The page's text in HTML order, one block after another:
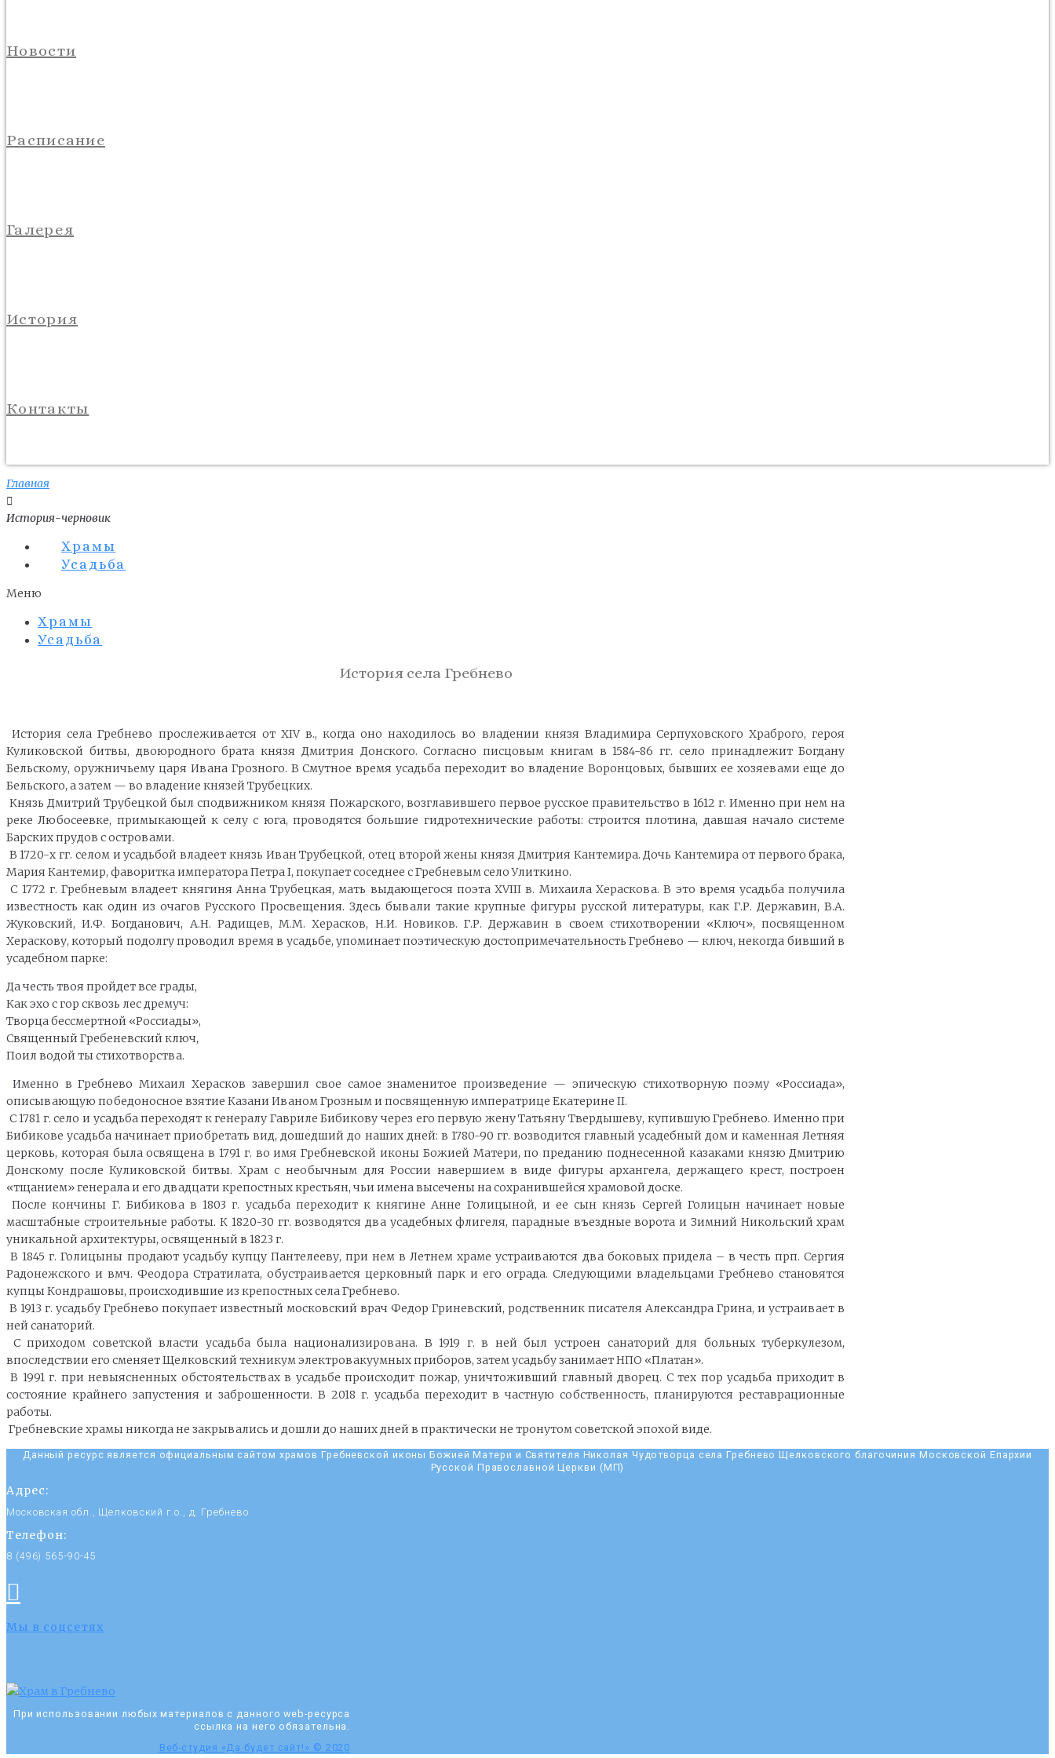
Новости
Расписание
Галерея
История
Контакты
Главная
История-черновик
Храмы
Усадьба
Меню
Храмы
Усадьба
История села Гребнево
История села Гребнево прослеживается от XIV в., когда оно находилось во владении князя Владимира Серпуховского Храброго, героя
Куликовской битвы, двоюродного брата князя Дмитрия Донского. Согласно писцовым книгам в 1584-86 гг. село принадлежит Богдану
Бельскому, оружничьему царя Ивана Грозного. В Смутное время усадьба переходит во владение Воронцовых, бывших ее хозяевами еще до
Бельского, а затем — во владение князей Трубецких.
Князь Дмитрий Трубецкой был сподвижником князя Пожарского, возглавившего первое русское правительство в 1612 г. Именно при нем на
реке Любосеевке, примыкающей к селу с юга, проводятся большие гидротехнические работы: строится плотина, давшая начало системе
Барских прудов с островами.
В 1720-х гг. селом и усадьбой владеет князь Иван Трубецкой, отец второй жены князя Дмитрия Кантемира. Дочь Кантемира от первого брака,
Мария Кантемир, фаворитка императора Петра I, покупает соседнее с Гребневым село Улиткино.
С 1772 г. Гребневым владеет княгиня Анна Трубецкая, мать выдающегося поэта XVIII в. Михаила Хераскова. В это время усадьба получила
известность как один из очагов Русского Просвещения. Здесь бывали такие крупные фигуры русской литературы, как Г.Р. Державин, В.А.
Жуковский, И.Ф. Богданович, А.Н. Радищев, М.М. Херасков, Н.И. Новиков. Г.Р. Державин в своем стихотворении «Ключ», посвященном
Хераскову, который подолгу проводил время в усадьбе, упоминает поэтическую достопримечательность Гребнево — ключ, некогда бивший в
усадебном парке:
Да честь твоя пройдет все грады,
Как эхо с гор сквозь лес дремуч:
Творца бессмертной «Россиады»,
Священный Гребеневский ключ,
Поил водой ты стихотворства.
Именно в Гребнево Михаил Херасков завершил свое самое знаменитое произведение — эпическую стихотворную поэму «Россиада»,
описывающую победоносное взятие Казани Иваном Грозным и посвященную императрице Екатерине II.
С 1781 г. село и усадьба переходят к генералу Гавриле Бибикову через его первую жену Татьяну Твердышеву, купившую Гребнево. Именно при
Бибикове усадьба начинает приобретать вид, дошедший до наших дней: в 1780-90 гг. возводится главный усадебный дом и каменная Летняя
церковь, которая была освящена в 1791 г. во имя Гребневской иконы Божией Матери, по преданию поднесенной казаками князю Дмитрию
Донскому после Куликовской битвы. Храм с необычным для России навершием в виде фигуры архангела, держащего крест, построен
«тщанием» генерала и его двадцати крепостных крестьян, чьи имена высечены на сохранившейся храмовой доске.
После кончины Г. Бибикова в 1803 г. усадьба переходит к княгине Анне Голицыной, и ее сын князь Сергей Голицын начинает новые
масштабные строительные работы. К 1820-30 гг. возводятся два усадебных флигеля, парадные въездные ворота и Зимний Никольский храм
уникальной архитектуры, освященный в 1823 г.
В 1845 г. Голицыны продают усадьбу купцу Пантелееву, при нем в Летнем храме устраиваются два боковых придела – в честь прп. Сергия
Радонежского и вмч. Феодора Стратилата, обустраивается церковный парк и его ограда. Следующими владельцами Гребнево становятся
купцы Кондрашовы, происходившие из крепостных села Гребнево.
В 1913 г. усадьбу Гребнево покупает известный московский врач Федор Гриневский, родственник писателя Александра Грина, и устраивает в
ней санаторий.
С приходом советской власти усадьба была национализирована. В 1919 г. в ней был устроен санаторий для больных туберкулезом,
впоследствии его сменяет Щелковский техникум электровакуумных приборов, затем усадьбу занимает НПО «Платан».
В 1991 г. при невыясненных обстоятельствах в усадьбе происходит пожар, уничтоживший главный дворец. С тех пор усадьба приходит в
состояние крайнего запустения и заброшенности. В 2018 г. усадьба переходит в частную собственность, планируются реставрационные
работы.
Гребневские храмы никогда не закрывались и дошли до наших дней в практически не тронутом советской эпохой виде.
Данный ресурс является официальным сайтом храмов Гребневской иконы Божией Матери и Cвятителя Николая Чудотворца села Гребнево Щелковского благочиния Московской Епархии
Русской Православной Церкви (МП)
Адрес:
Московская обл., Щелковский г.о., д. Гребнево
Телефон:
8 (496) 565-90-45
Мы в соцсетях
При использовании любых материалов с данного web-ресурса
ссылка на него обязательна.
Веб-студия «Да будет сайт!» © 2020